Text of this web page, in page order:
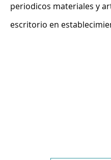
periodicos materiales y
escritorio en